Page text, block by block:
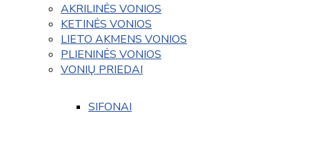
AKRILINĖS VONIOS
KETINĖS VONIOS
LIETO AKMENS VONIOS
PLIENINĖS VONIOS
VONIŲ PRIEDAI
SIFONAI